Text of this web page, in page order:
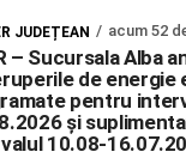
JUDEȚEAN acum 52
– Sucursala Alba
de energie
pentru
și
10.08-